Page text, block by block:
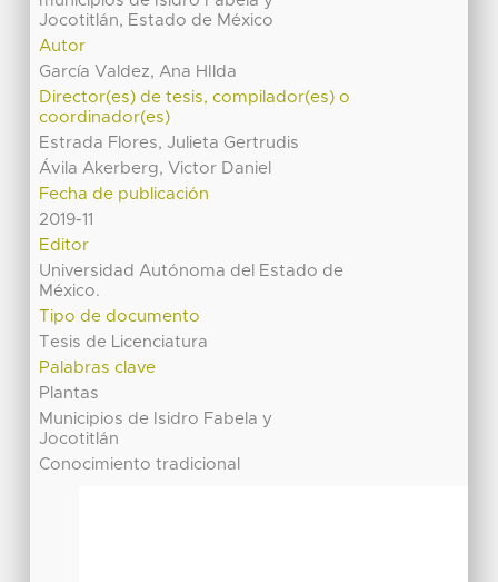
Jocotitlán, Estado de México
Autor
García Valdez, Ana HIlda
Director(es) de tesis, compilador(es) o
coordinador(es)
Estrada Flores, Julieta Gertrudis
Ávila Akerberg, Victor Daniel
Fecha de publicación
2019-11
Editor
Universidad Autónoma del Estado de
México.
Tipo de documento
Tesis de Licenciatura
Palabras clave
Plantas
Municipios de Isidro Fabela y
Jocotitlán
Conocimiento tradicional